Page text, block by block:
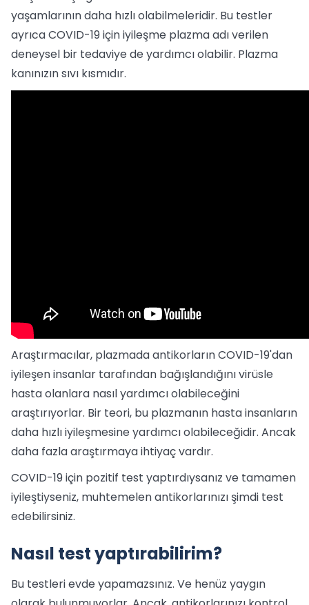
yaşamlarının daha hızlı olabilmeleridir. Bu testler
ayrıca COVID-19 için iyileşme plazma adı verilen
deneysel bir tedaviye de yardımcı olabilir. Plazma
kanınızın sıvı kısmıdır.
Araştırmacılar, plazmada antikorların COVID-19'dan
iyileşen insanlar tarafından bağışlandığını virüsle
hasta olanlara nasıl yardımcı olabileceğini
araştırıyorlar. Bir teori, bu plazmanın hasta insanların
daha hızlı iyileşmesine yardımcı olabileceğidir. Ancak
daha fazla araştırmaya ihtiyaç vardır.
COVID-19 için pozitif test yaptırdıysanız ve tamamen
iyileştiyseniz, muhtemelen antikorlarınızı şimdi test
edebilirsiniz.
Nasıl test yaptırabilirim?
Bu testleri evde yapamazsınız. Ve henüz yaygın